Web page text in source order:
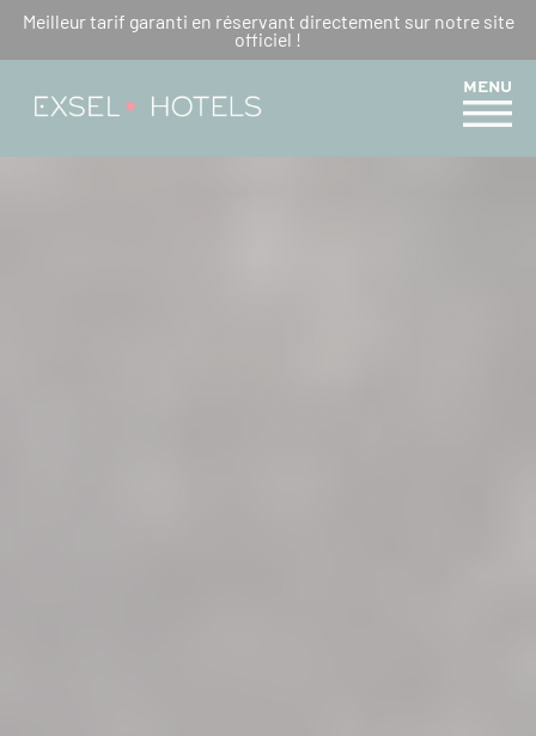
Meilleur tarif garanti en réservant directement sur notre site
officiel !
MENU
PARCS, ZOOS ET JARDINS À
EXPLORER EN FAMILLE À LA
RÉUNION